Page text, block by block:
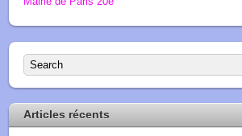
Articles récents